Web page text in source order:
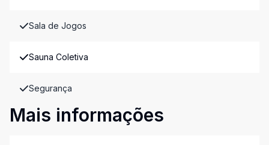
Sala de Jogos
Sauna Coletiva
Segurança
Mais informações